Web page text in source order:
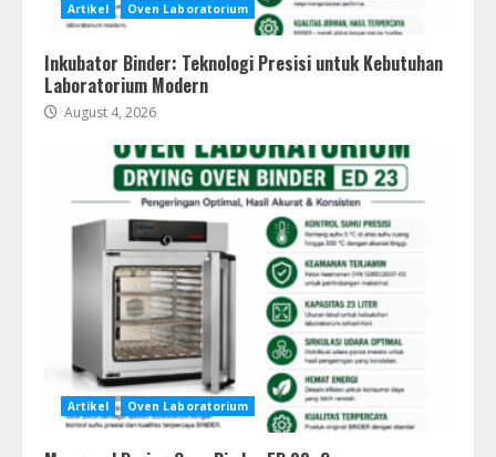
Artikel Oven Laboratorium
Inkubator Binder: Teknologi Presisi untuk Kebutuhan
Laboratorium Modern
August 4, 2026
Artikel Oven Laboratorium